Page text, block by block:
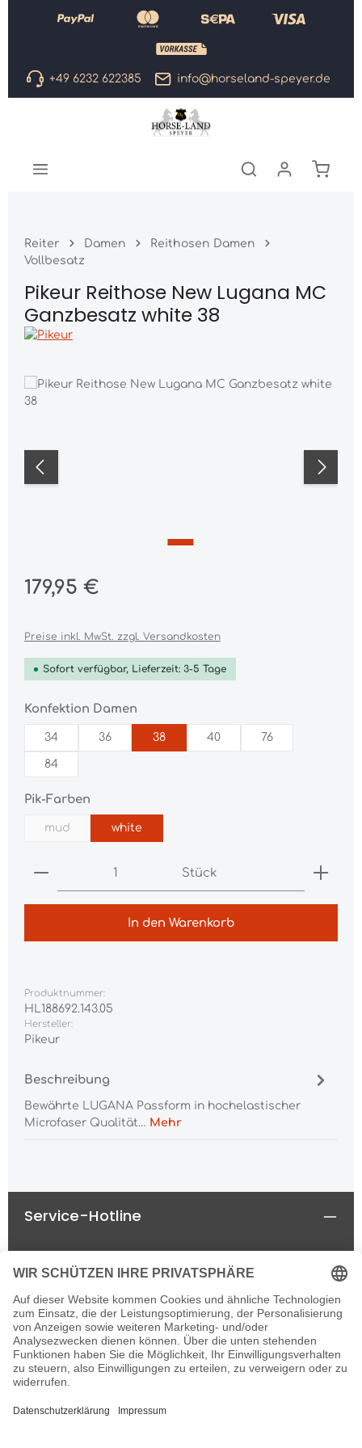
Zum Hauptinhalt springen
+49 6232 622385 info@horseland-speyer.de
Reiter Damen
Reithosen Damen
Vollbesatz
Pikeur Reithose New Lugana MC
Ganzbesatz white 38
Bildergalerie überspringen
Regulärer Preis:
179,95 €
Preise inkl. MwSt. zzgl. Versandkosten
Sofort verfügbar, Lieferzeit: 3-5 Tage
Konfektion Damen
34 36 38 40 76
84
Pik-Farben
mud white
Produkt Anzahl: Gib den gewünschten
Stück
In den Warenkorb
Produktnummer:
HL188692.143.05
Hersteller:
Pikeur
Beschreibung
Bewährte LUGANA Passform in hochelastischer
Microfaser Qualität… Mehr
Service-Hotline
Rechtliches
Informationen
Newsletter